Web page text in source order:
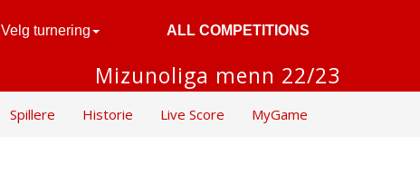
Velg turnering ALL COMPETITIONS
Mizunoliga menn 22/23
Spillere Historie Live Score MyGame